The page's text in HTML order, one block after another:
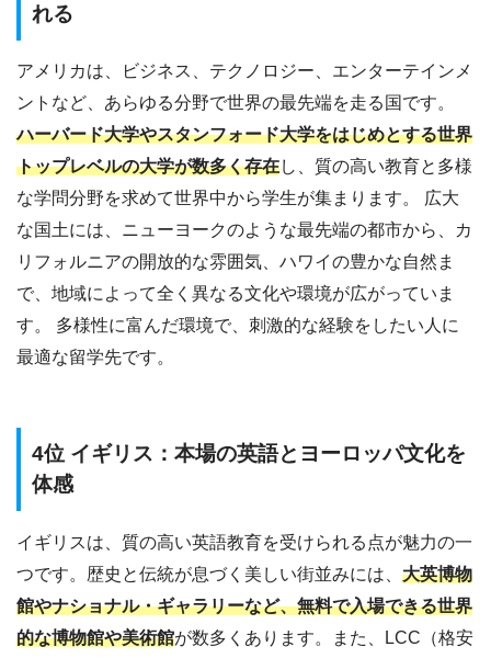
れる
アメリカは、ビジネス、テクノロジー、エンターテインメ
ントなど、あらゆる分野で世界の最先端を走る国です。
ハーバード大学やスタンフォード大学をはじめとする世界
トップレベルの大学が数多く存在し、質の高い教育と多様
な学問分野を求めて世界中から学生が集まります。 広大
な国土には、ニューヨークのような最先端の都市から、カ
リフォルニアの開放的な雰囲気、ハワイの豊かな自然ま
で、地域によって全く異なる文化や環境が広がっていま
す。 多様性に富んだ環境で、刺激的な経験をしたい人に
最適な留学先です。
4位 イギリス：本場の英語とヨーロッパ文化を
体感
イギリスは、質の高い英語教育を受けられる点が魅力の一
つです。歴史と伝統が息づく美しい街並みには、 大英博物
館やナショナル・ギャラリーなど、無料で入場できる世界
的な博物館や美術館が数多くあります。また、LCC（格安